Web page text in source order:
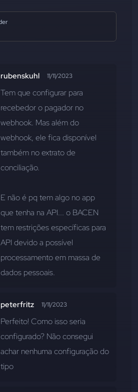
rubenskuhl 11/11/2023
Tem que configurar para
recebedor o pagador no
webhook. Mas além do
webhook, ele fica disponível
também no extrato de
conciliação.
E não é pq tem algo no app
que tenha na API... o BACEN
tem restrições específicas para
API devido a possível
processamento em massa de
dados pessoais.
peterfritz 11/11/2023
Perfeito! Como isso seria
configurado? Não consegui
achar nenhuma configuração do
tipo